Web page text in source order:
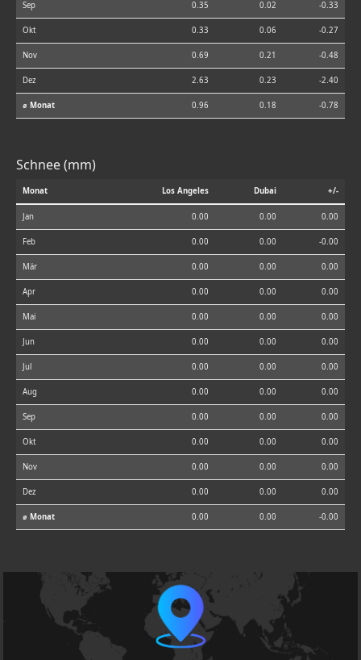
Sep 0.35 0.02 -0.33
Okt 0.33 0.06 -0.27
Nov 0.69 0.21 -0.48
Dez 2.63 0.23 -2.40
⌀ Monat 0.96 0.18 -0.78
Schnee (mm)
Monat Los Angeles Dubai +/-
Jan 0.00 0.00 0.00
Feb 0.00 0.00 -0.00
Mär 0.00 0.00 0.00
Apr 0.00 0.00 0.00
Mai 0.00 0.00 0.00
Jun 0.00 0.00 0.00
Jul 0.00 0.00 0.00
Aug 0.00 0.00 0.00
Sep 0.00 0.00 0.00
Okt 0.00 0.00 0.00
Nov 0.00 0.00 0.00
Dez 0.00 0.00 0.00
⌀ Monat 0.00 0.00 -0.00